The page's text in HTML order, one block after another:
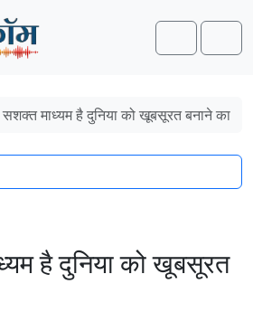
Search
माध्यम है दुनिया को खूबसूरत बनाने का
है दुनिया को खूबसूरत